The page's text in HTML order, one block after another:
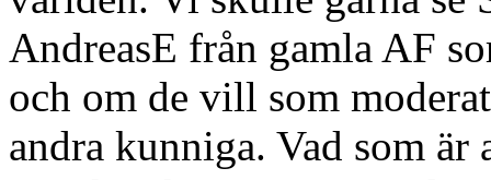
AndreasE från gamla AF
och om de vill som
andra kunniga. Vad som